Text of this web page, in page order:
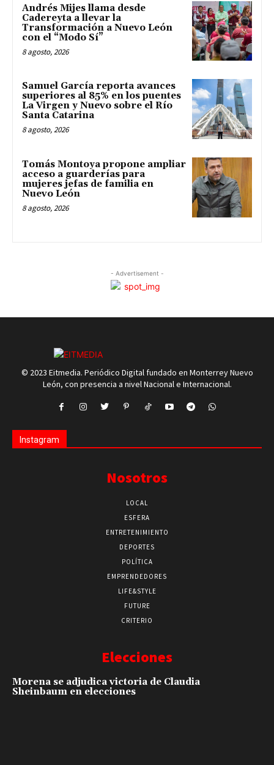
Andrés Mijes llama desde
Cadereyta a llevar la
Transformación a Nuevo León
con el “Modo Sí”
8 agosto, 2026
Samuel García reporta avances
superiores al 85% en los puentes
La Virgen y Nuevo sobre el Río
Santa Catarina
8 agosto, 2026
Tomás Montoya propone ampliar
acceso a guarderías para
mujeres jefas de familia en
Nuevo León
8 agosto, 2026
- Advertisement -
© 2023 Eitmedia. Periódico Digital fundado en Monterrey Nuevo
León, con presencia a nivel Nacional e Internacional.
Instagram
Nosotros
LOCAL
ESFERA
ENTRETENIMIENTO
DEPORTES
POLÍTICA
EMPRENDEDORES
LIFE&STYLE
FUTURE
CRITERIO
Elecciones
Morena se adjudica victoria de Claudia
Sheinbaum en elecciones